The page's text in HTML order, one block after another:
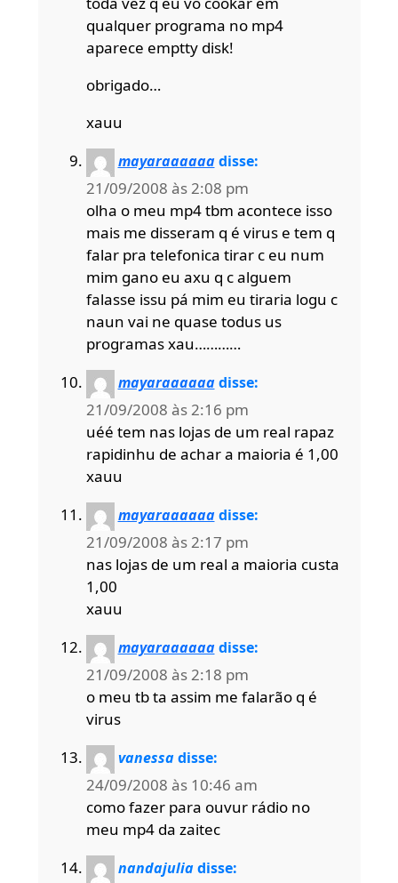
qualquer programa no mp4
aparece emptty disk!
obrigado…
xauu
mayaraaaaaa disse:
21/09/2008 às 2:08 pm
olha o meu mp4 tbm acontece isso
mais me disseram q é virus e tem q
falar pra telefonica tirar c eu num
mim gano eu axu q c alguem
falasse issu pá mim eu tiraria logu c
naun vai ne quase todus us
programas xau…………
mayaraaaaaa disse:
21/09/2008 às 2:16 pm
uéé tem nas lojas de um real rapaz
rapidinhu de achar a maioria é 1,00
xauu
mayaraaaaaa disse:
21/09/2008 às 2:17 pm
nas lojas de um real a maioria custa
1,00
xauu
mayaraaaaaa disse:
21/09/2008 às 2:18 pm
o meu tb ta assim me falarão q é
virus
vanessa disse:
24/09/2008 às 10:46 am
como fazer para ouvur rádio no
meu mp4 da zaitec
nandajulia disse: